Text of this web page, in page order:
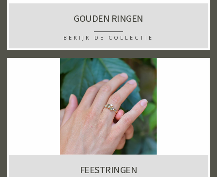
GOUDEN RINGEN
BEKIJK DE COLLECTIE
FEESTRINGEN